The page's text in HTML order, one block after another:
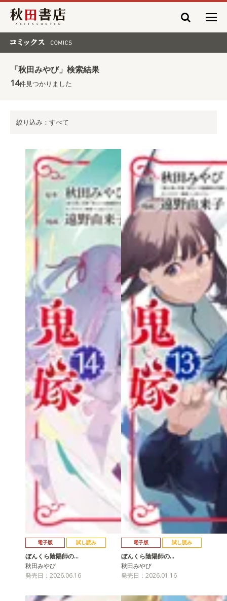
秋田書店
「秋田みやび」検索結果
14件見つかりました
絞り込み：すべて
電子版 試し読み
ぼんくら陰陽師の…
秋田みやび
発売日：2026.06.16
電子版 試し読み
ぼんくら陰陽師の…
秋田みやび
発売日：2026.01.16